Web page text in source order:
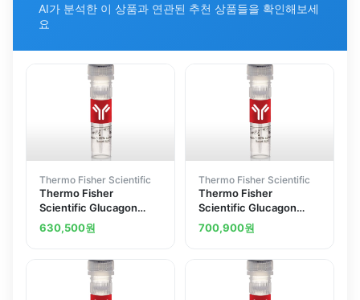
AI가 분석한 이 상품과 연관된 추천 상품들을 확인해보세
요
Thermo Fisher Scientific
Thermo Fisher
Scientific Glucagon
Receptor Polyclonal
Antibody
630,500원
Thermo Fisher Scientific
Thermo Fisher
Scientific Glucagon
Receptor Polyclonal
Antibody
700,900원